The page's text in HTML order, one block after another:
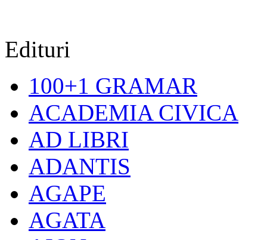
Edituri
100+1 GRAMAR
ACADEMIA CIVICA
AD LIBRI
ADANTIS
AGAPE
AGATA